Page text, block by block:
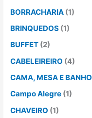
BORRACHARIA (1)
BRINQUEDOS (1)
BUFFET (2)
CABELEIREIRO (4)
CAMA, MESA E BANHO
Campo Alegre (1)
CHAVEIRO (1)